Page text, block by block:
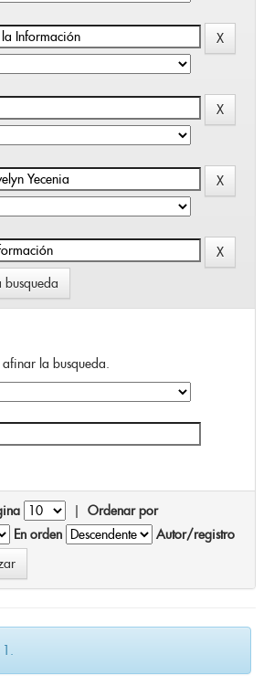
busqueda
la busqueda.
| Ordenar por
En orden
Autor/registro